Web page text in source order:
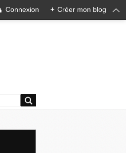
Connexion + Créer mon blog